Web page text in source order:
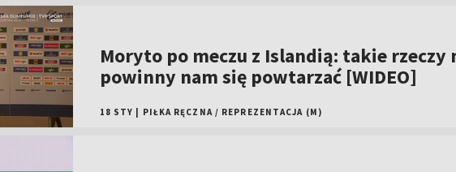
Moryto po meczu z Islandią: takie rzeczy
powinny nam się powtarzać [WIDEO]
18 STY PIŁKA RĘCZNA / REPREZENTACJA (M)